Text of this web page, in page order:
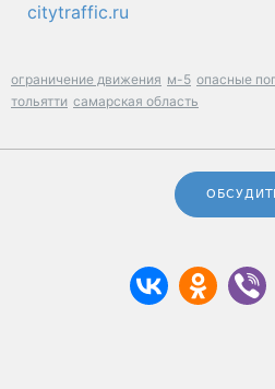
citytraffic.ru
ограничение движения м-5 опасные
тольятти самарская область